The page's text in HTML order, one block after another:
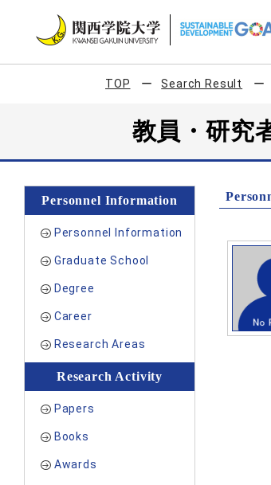
TOP Search Result
教員・研
Personnel Information
Personnel Information
Graduate School
Degree
Career
Research Areas
Research Activity
Papers
Books
Awards